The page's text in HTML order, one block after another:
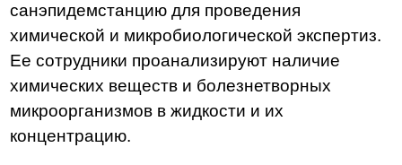
санэпидемстанцию для проведения
химической и микробиологической экспертиз.
Ее сотрудники проанализируют наличие
химических веществ и болезнетворных
микроорганизмов в жидкости и их
концентрацию.